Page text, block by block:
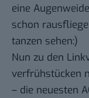
eine
schon
tanzen sehen:)
Nun zu den
verfrühstücken
– die neuesten